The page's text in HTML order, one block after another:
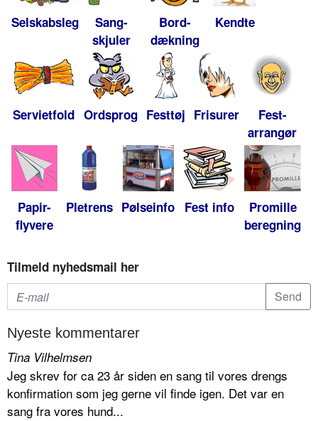
Selskabsleg
Sang-
skjuler
Bord-
dækning
Kendte
Servietfold Ordsprog Festtøj Frisurer
Fest-
arrangør
Papir-
flyvere
Pletrens Pølseinfo Fest info
Promille
beregning
Tilmeld nyhedsmail her
Nyeste kommentarer
Tina Vilhelmsen
Jeg skrev for ca 23 år siden en sang til vores drengs
konfirmation som jeg gerne vil finde igen. Det var en
sang fra vores hund...